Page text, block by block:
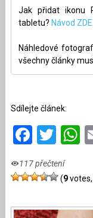
Jak přidat ikonu
tabletu? Návod ZDE.
Náhledové
všechny články
Sdílejte článek:
117 přečtení
(9votes,